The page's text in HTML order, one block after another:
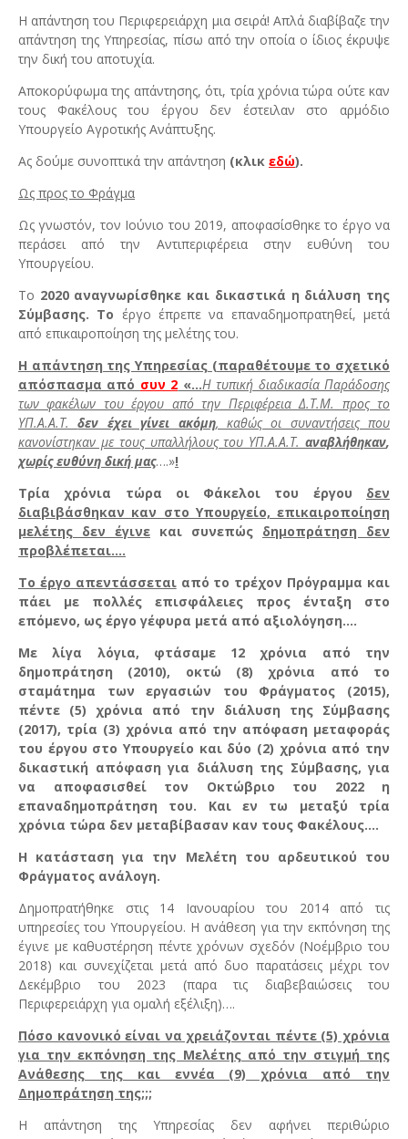
Η απάντηση του Περιφερειάρχη μια σειρά! Απλά διαβίβαζε την
απάντηση της Υπηρεσίας, πίσω από την οποία ο ίδιος έκρυψε
την δική του αποτυχία.
Αποκορύφωμα της απάντησης, ότι, τρία χρόνια τώρα ούτε καν
τους Φακέλους του έργου δεν έστειλαν στο αρμόδιο
Υπουργείο Αγροτικής Ανάπτυξης.
Ας δούμε συνοπτικά την απάντηση (κλικ εδώ).
Ως προς το Φράγμα
Ως γνωστόν, τον Ιούνιο του 2019, αποφασίσθηκε το έργο να
περάσει από την Αντιπεριφέρεια στην ευθύνη του
Υπουργείου.
Το 2020 αναγνωρίσθηκε και δικαστικά η διάλυση της
Σύμβασης. Το έργο έπρεπε να επαναδημοπρατηθεί, μετά
από επικαιροποίηση της μελέτης του.
Η απάντηση της Υπηρεσίας (παραθέτουμε το σχετικό
απόσπασμα από συν 2 «…Η τυπική διαδικασία Παράδοσης
των φακέλων του έργου από την Περιφέρεια Δ.Τ.Μ. προς το
ΥΠ.Α.Α.Τ.δεν έχει γίνει ακόμη, καθώς οι συναντήσεις που
κανονίστηκαν με τους υπαλλήλους του ΥΠ.Α.Α.Τ. αναβλήθηκαν,
χωρίς ευθύνη δική μας….»!
Τρία χρόνια τώρα οι Φάκελοι του έργου δεν
διαβιβάσθηκαν καν στο Υπουργείο, επικαιροποίηση
μελέτης δεν έγινε και συνεπώς δημοπράτηση δεν
προβλέπεται….
Το έργο απεντάσσεταιαπό το τρέχον Πρόγραμμα και
πάει με πολλές επισφάλειες προς ένταξη στο
επόμενο, ως έργο γέφυρα μετά από αξιολόγηση….
Με λίγα λόγια, φτάσαμε 12 χρόνια από την
δημοπράτηση (2010), οκτώ (8) χρόνια από το
σταμάτημα των εργασιών του Φράγματος (2015),
πέντε (5) χρόνια από την διάλυση της Σύμβασης
(2017), τρία (3) χρόνια από την απόφαση μεταφοράς
του έργου στο Υπουργείο και δύο (2) χρόνια από την
δικαστική απόφαση για διάλυση της Σύμβασης, για
να αποφασισθεί τον Οκτώβριο του 2022 η
επαναδημοπράτηση του. Και εν τω μεταξύ τρία
χρόνια τώρα δεν μεταβίβασαν καν τους Φακέλους….
Η κατάσταση για την Μελέτη του αρδευτικού του
Φράγματος ανάλογη.
Δημοπρατήθηκε στις 14 Ιανουαρίου του 2014 από τις
υπηρεσίες του Υπουργείου. Η ανάθεση για την εκπόνηση της
έγινε με καθυστέρηση πέντε χρόνων σχεδόν (Νοέμβριο του
2018) και συνεχίζεται μετά από δυο παρατάσεις μέχρι τον
Δεκέμβριο του 2023 (παρα τις διαβεβαιώσεις του
Περιφερειάρχη για ομαλή εξέλιξη)….
Πόσο κανονικό είναι να χρειάζονται πέντε (5) χρόνια
για την εκπόνηση της Μελέτης από την στιγμή της
Ανάθεσης της και εννέα (9) χρόνια από την
Δημοπράτηση της;;;
Η απάντηση της Υπηρεσίας δεν αφήνει περιθώριο